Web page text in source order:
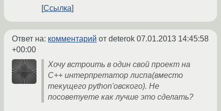
Ссылка
Ответ на: комментарий от deterok 07.01.2013 14:45:58
+00:00
Хочу встроить в один свой проект на
C++ интерпретатор лиспа(вместо
текущего python'овского). Не
посоветуете как лучше это сделать?